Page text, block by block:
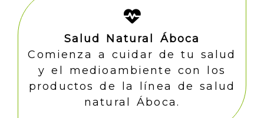
Salud Natural Áboca
Comienza a cuidar de tu salud
y el medioambiente con los
productos de la línea de salud
natural Áboca.